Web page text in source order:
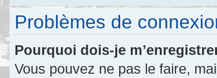
Problèmes de
Pourquoi dois-je
Vous pouvez ne pas le faire,